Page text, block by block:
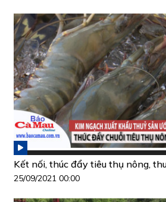
Kết nối, thúc đẩy tiêu thụ nông,
25/09/2021 00:00